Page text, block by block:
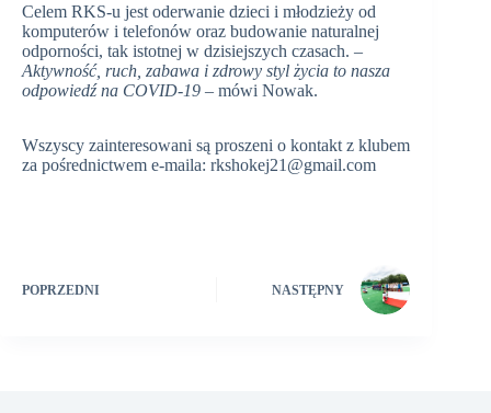
Celem RKS-u jest oderwanie dzieci i młodzieży od
komputerów i telefonów oraz budowanie naturalnej
odporności, tak istotnej w dzisiejszych czasach. –
Aktywność, ruch, zabawa i zdrowy styl życia to nasza
odpowiedź na COVID-19 – mówi Nowak.
Wszyscy zainteresowani są proszeni o kontakt z klubem
za pośrednictwem e-maila: rkshokej21@gmail.com
POPRZEDNI NASTĘPNY